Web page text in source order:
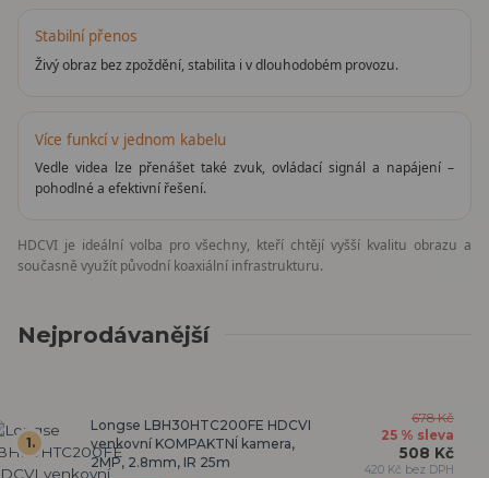
Stabilní přenos
Živý obraz bez zpoždění, stabilita i v dlouhodobém provozu.
Více funkcí v jednom kabelu
Vedle videa lze přenášet také zvuk, ovládací signál a napájení –
pohodlné a efektivní řešení.
HDCVI je ideální volba pro všechny, kteří chtějí vyšší kvalitu obrazu a
současně využít původní koaxiální infrastrukturu.
Nejprodávanější
1.
Longse LBH30HTC200FE HDCVI
venkovní KOMPAKTNÍ kamera,
2MP, 2.8mm, IR 25m
678 Kč
25 % sleva
508 Kč
420 Kč bez DPH